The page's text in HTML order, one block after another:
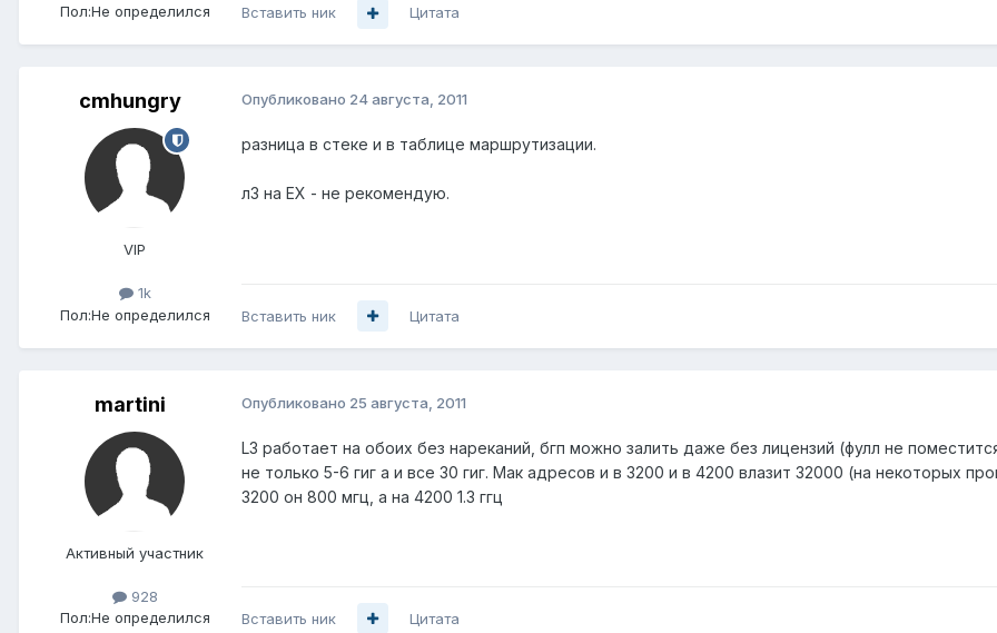
Пол:Не определился Вставить ник Цитата
cmhungry
VIP
1k
Пол:Не определился
Опубликовано 24 августа, 2011
разница в стеке и в таблице маршрутизации.
л3 на ЕХ - не рекомендую.
Вставить ник Цитата
martini
Активный участник
928
Пол:Не определился
Опубликовано 25 августа, 2011
L3 работает на обоих без нареканий, бгп можно залить даже без лицензий (фулл не
не только 5-6 гиг а и все 30 гиг. Мак адресов и в 3200 и в 4200 влазит 32000 (на некоторых
3200 он 800 мгц, а на 4200 1.3 ггц
Вставить ник Цитата